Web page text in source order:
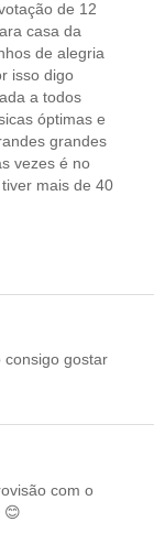
de 12
casa da
de alegria
isso digo
a todos
óptimas e
grandes
vezes é no
mais de 40
consigo gostar
com o
😊